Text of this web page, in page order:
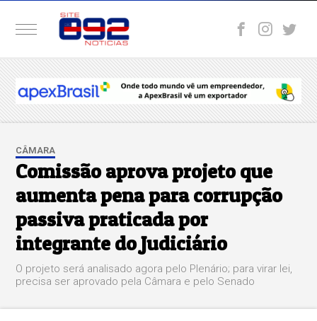
CÂMARA
Comissão aprova projeto que
aumenta pena para corrupção
passiva praticada por
integrante do Judiciário
O projeto será analisado agora pelo Plenário; para virar lei,
precisa ser aprovado pela Câmara e pelo Senado